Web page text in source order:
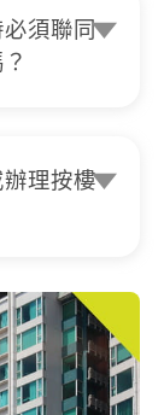
的隱性
即所
須聯同
理按樓
手續及
額貸
申請及
終審批而